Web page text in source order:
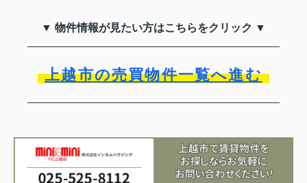
▼ 物件情報が見たい方はこちらをクリック ▼
上越市の売買物件一覧へ進む